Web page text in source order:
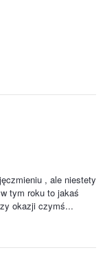
, ale niestety
tym roku to jakaś
okazji czymś...